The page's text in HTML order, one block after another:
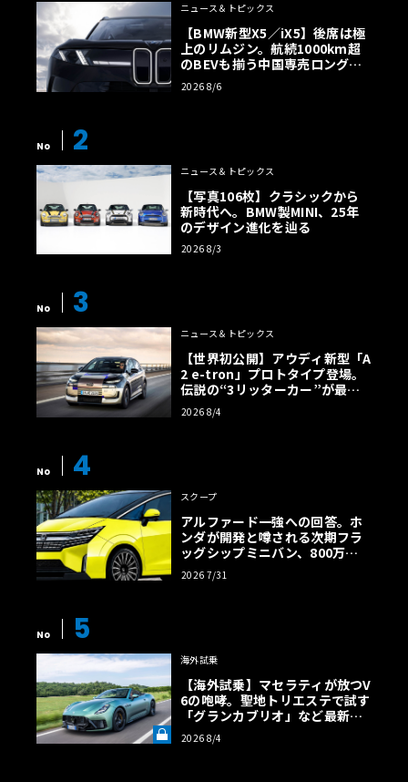
ニュース＆トピックス
【BMW新型X5／iX5】後席は極
上のリムジン。航続1000km超
のBEVも揃う中国専売ロング仕
様の全貌
2026 8/6
No 2
ニュース＆トピックス
【写真106枚】クラシックから
新時代へ。BMW製MINI、25年
のデザイン進化を辿る
2026 8/3
No 3
ニュース＆トピックス
【世界初公開】アウディ新型「A
2 e-tron」プロトタイプ登場。
伝説の“3リッターカー”が最高
効率エントリーBEVとして復活
【画像38枚】
2026 8/4
No 4
スクープ
アルファード一強への回答。ホ
ンダが開発と噂される次期フラ
ッグシップミニバン、800万円
超の勝算【予想CG】
2026 7/31
No 5
海外試乗
【海外試乗】マセラティが放つV
6の咆哮。聖地トリエステで試す
「グランカブリオ」など最新ト
ロフェオ3台の官能評価《LE VO
LANT LAB》
2026 8/4